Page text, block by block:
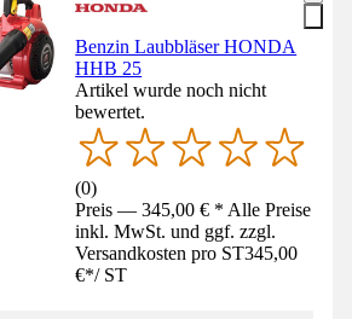
Benzin Laubbläser HONDA
HHB 25
Artikel wurde noch nicht
bewertet.
(0)
Preis — 345,00 € * Alle Preise
inkl. MwSt. und ggf. zzgl.
Versandkosten pro ST345,00
€*/ ST